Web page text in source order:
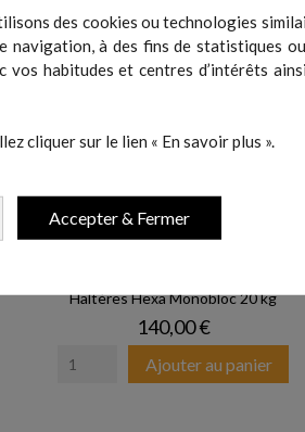
des cookies ou technologies
navigation, à des fins de statistiques
habitudes et centres d’intérêts
cliquer sur le lien « En savoir plus ».
Accepter & Fermer
Haltères Hexa Monobloc 20 kg
Prix
140,00 €
Ajouter au panier